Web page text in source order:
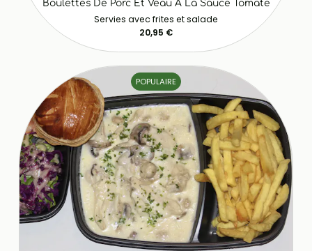
Boulettes De Porc Et Veau A La Sauce Tomate
Servies avec frites et salade
20,95 €
POPULAIRE